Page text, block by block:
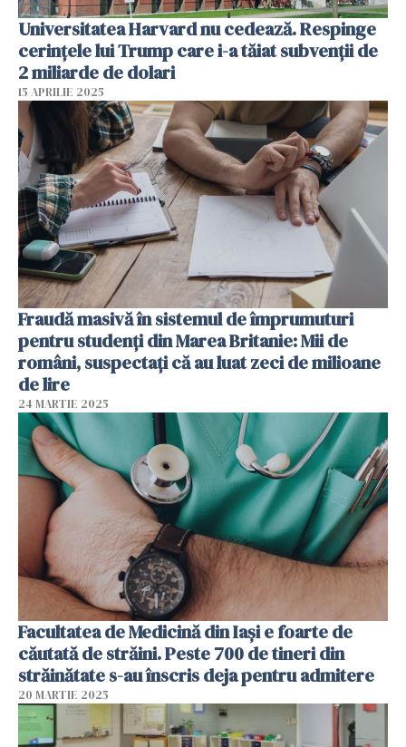
Universitatea Harvard nu cedează. Respinge
cerinţele lui Trump care i-a tăiat subvenţii de
2 miliarde de dolari
15 APRILIE 2025
Fraudă masivă în sistemul de împrumuturi
pentru studenți din Marea Britanie: Mii de
români, suspectați că au luat zeci de milioane
de lire
24 MARTIE 2025
Facultatea de Medicină din Iași e foarte de
căutată de străini. Peste 700 de tineri din
străinătate s-au înscris deja pentru admitere
20 MARTIE 2025